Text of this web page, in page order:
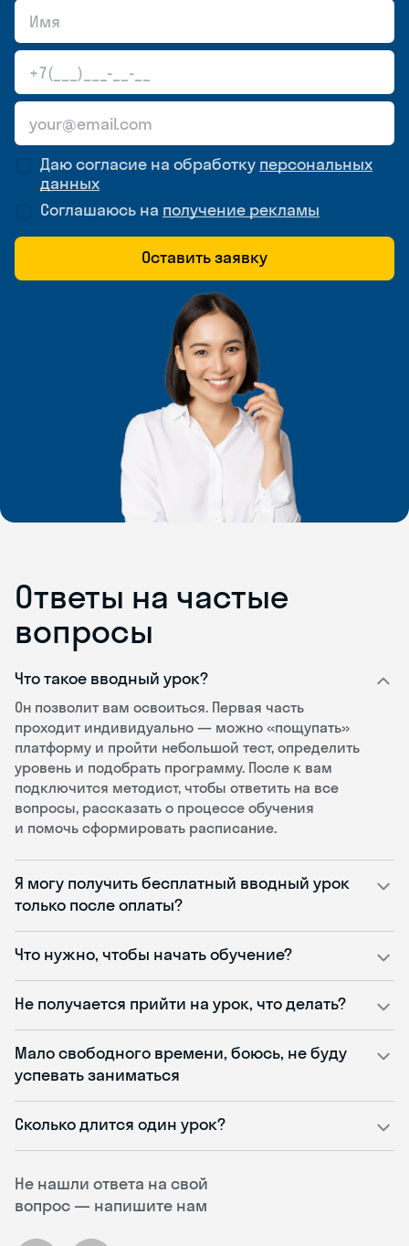
Даю согласие на обработку персональных
данных
Соглашаюсь на получение рекламы
Оставить заявку
Ответы на частые
вопросы
Не нашли ответа на свой
вопрос — напишите нам
Что такое вводный урок?
Он позволит вам освоиться. Первая часть
проходит индивидуально — можно «пощупать»
платформу и пройти небольшой тест, определить
уровень и подобрать программу. После к вам
подключится методист, чтобы ответить на все
вопросы, рассказать о процессе обучения
и помочь сформировать расписание.
Я могу получить бесплатный вводный урок
только после оплаты?
Что нужно, чтобы начать обучение?
Не получается прийти на урок, что делать?
Мало свободного времени, боюсь, не буду
успевать заниматься
Сколько длится один урок?